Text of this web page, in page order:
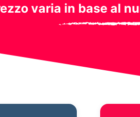
varia in base al